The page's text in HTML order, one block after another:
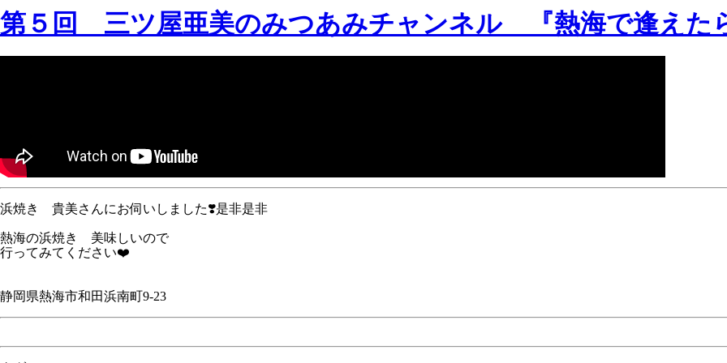
第５回 三ツ屋亜美のみつあみチャンネル 『熱海で逢えた
浜焼き 貴美さんにお伺いしました❣️是非是非
熱海の浜焼き 美味しいので
行ってみてください❤️
静岡県熱海市和田浜南町9-23